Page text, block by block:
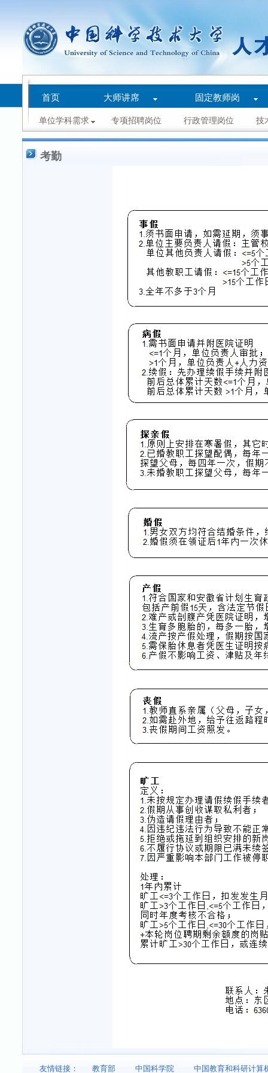
首页 大师讲席 固定教师岗
单位学科需求 专项招聘岗位 行政管理岗位 技
考勤
友情链接： 教育部 中国科学院 中国教育和科研计算